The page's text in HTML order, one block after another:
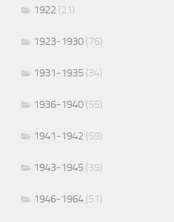
1922 (21)
1923-1930 (76)
1931-1935 (34)
1936-1940 (55)
1941-1942 (59)
1943-1945 (39)
1946-1964 (51)